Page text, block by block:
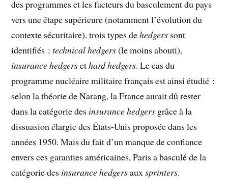
des programmes et les facteurs du basculement du pays
vers une étape supérieure (notamment l’évolution du
contexte sécuritaire), trois types dehedgers sont
identifiés :technical hedgers(le moins abouti),
insurance hedgersethard hedgers. Le cas du
programme nucléaire militaire français est ainsi étudié :
selon la théorie de Narang, la France aurait dû rester
dans la catégorie des insurance hedgers grâce à la
dissuasion élargie des États-Unis proposée dans les
années 1950. Mais du fait d’un manque de confiance
envers ces garanties américaines, Paris a basculé de la
catégorie des insurance hedgersauxsprinters.